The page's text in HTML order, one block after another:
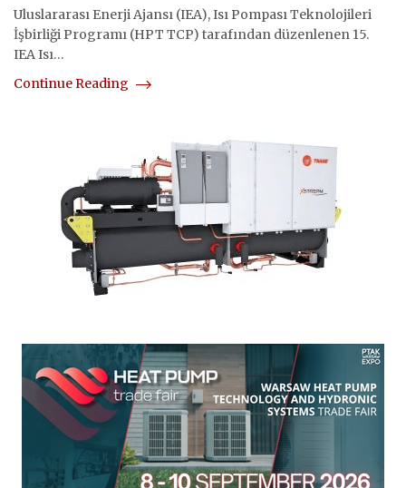
Uluslararası Enerji Ajansı (IEA), Isı Pompası Teknolojileri
İşbirliği Programı (HPT TCP) tarafından düzenlenen 15.
IEA Isı…
Continue Reading